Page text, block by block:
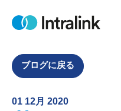
H
e
ブログに戻る
01 12月 2020